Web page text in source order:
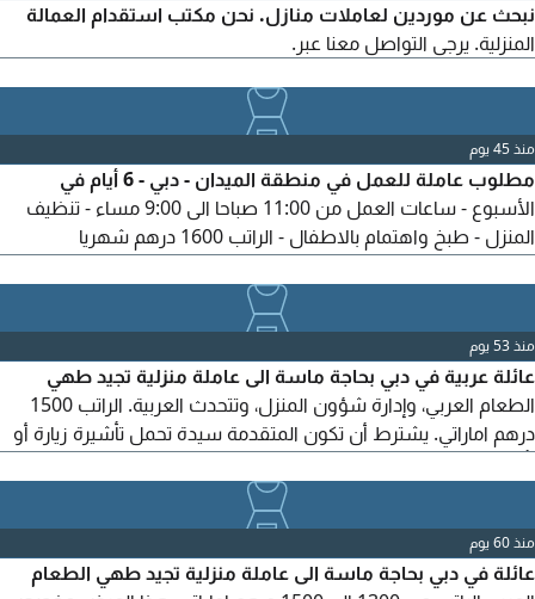
نبحث عن موردين لعاملات منازل. نحن مكتب استقدام العمالة
المنزلية. يرجى التواصل معنا عبر.
منذ 45 يوم
مطلوب عاملة للعمل في منطقة الميدان - دبي - 6 أيام في
الأسبوع - ساعات العمل من 11:00 صباحا الى 9:00 مساء - تنظيف
المنزل - طبخ واهتمام بالاطفال - الراتب 1600 درهم شهريا
منذ 53 يوم
عائلة عربية في دبي بحاجة ماسة الى عاملة منزلية تجيد طهي
الطعام العربي، وإدارة شؤون المنزل، وتتحدث العربية. الراتب 1500
درهم اماراتي. يشترط أن تكون المتقدمة سيدة تحمل تأشيرة زيارة أو
منذ 60 يوم
عائلة في دبي بحاجة ماسة الى عاملة منزلية تجيد طهي الطعام